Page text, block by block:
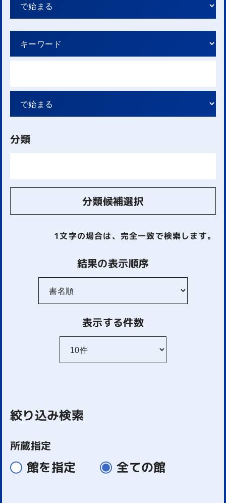
分類
分類候補選択
1文字の場合は、完全一致で検索します。
結果の表示順序
表示する件数
絞り込み検索
所蔵指定
館を指定 全ての館